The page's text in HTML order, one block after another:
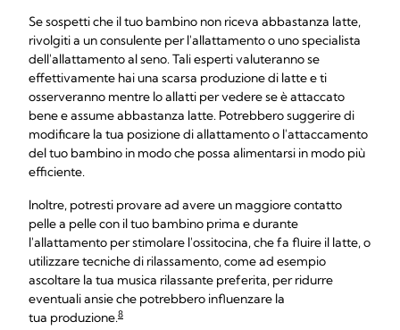
Se sospetti che il tuo bambino non riceva abbastanza latte,
rivolgiti a un consulente per l'allattamento o uno specialista
dell'allattamento al seno. Tali esperti valuteranno se
effettivamente hai una scarsa produzione di latte e ti
osserveranno mentre lo allatti per vedere se è attaccato
bene e assume abbastanza latte. Potrebbero suggerire di
modificare la tua posizione di allattamento o l'attaccamento
del tuo bambino in modo che possa alimentarsi in modo più
efficiente.
Inoltre, potresti provare ad avere un maggiore contatto
pelle a pelle con il tuo bambino prima e durante
l'allattamento per stimolare l'ossitocina, che fa fluire il latte, o
utilizzare tecniche di rilassamento, come ad esempio
ascoltare la tua musica rilassante preferita, per ridurre
eventuali ansie che potrebbero influenzare la
tua produzione.8